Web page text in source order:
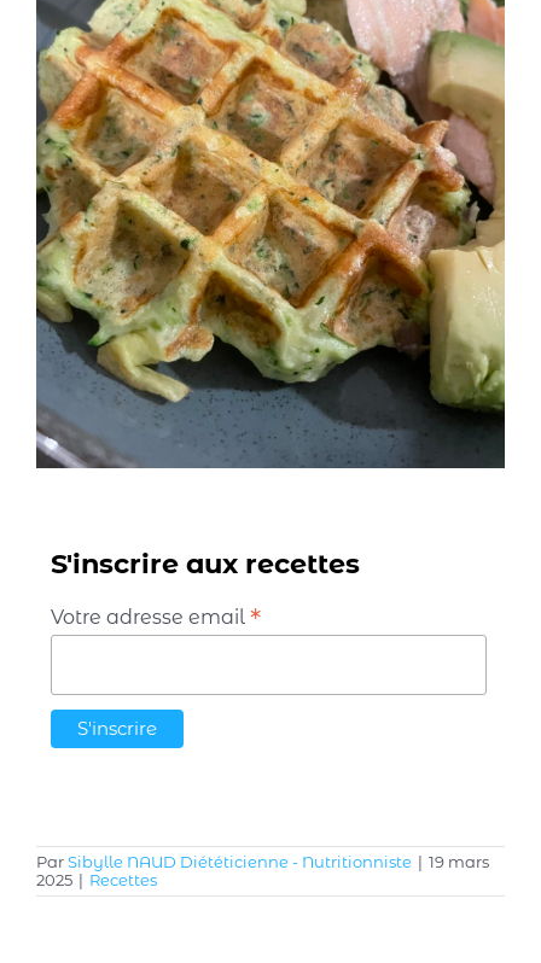
S'inscrire aux recettes
Votre adresse email *
ParSibylle NAUD Diététicienne - Nutritionniste | 19 mars
2025 | Recettes